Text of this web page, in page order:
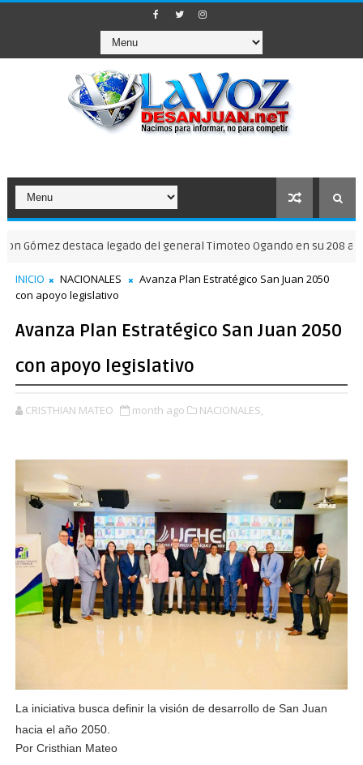
destaca legado del general Timoteo Ogando en su 208 aniversario
INICIO NACIONALES
Avanza Plan Estratégico San Juan 2050
con apoyo legislativo
Avanza Plan Estratégico San Juan 2050
con apoyo legislativo
CRISTHIAN MATEO month ago NACIONALES,
La iniciativa busca definir la visión de desarrollo de San Juan
hacia el año 2050.
Por Cristhian Mateo